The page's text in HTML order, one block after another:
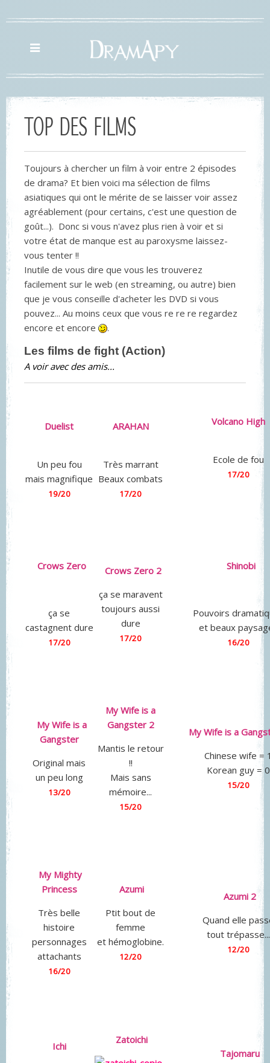
TOP DES FILMS
Toujours à chercher un film à voir entre 2 épisodes
de drama? Et bien voici ma sélection de films
asiatiques qui ont le mérite de se laisser voir assez
agréablement (pour certains, c'est une question de
goût...). Donc si vous n'avez plus rien à voir et si
votre état de manque est au paroxysme laissez-
vous tenter !!
Inutile de vous dire que vous les trouverez
facilement sur le web (en streaming, ou autre) bien
que je vous conseille d'acheter les DVD si vous
pouvez... Au moins ceux que vous re re re regardez
encore et encore
.
Les films de fight (Action)
A voir avec des amis...
Duelist
Un peu fou
mais magnifique
19/20
ARAHAN
Très marrant
Beaux combats
17/20
Volcano High
Ecole de fou
17/20
Crows Zero
ça se
castagnent dure
17/20
Crows Zero 2
ça se maravent
toujours aussi
dure
17/20
Shinobi
Pouvoirs
et beaux
16/20
My Wife is a
Gangster
Original mais
un peu long
13/20
My Wife is a
Gangster 2
Mantis le retour
!!
Mais sans
mémoire...
15/20
My Wife is a
Chinese wife =
Korean guy = 0
15/20
My Mighty
Princess
Très belle
histoire
personnages
attachants
16/20
Azumi
Ptit bout de
femme
et hémoglobine.
12/20
Azumi 2
Quand elle
tout trépasse...
12/20
Ichi
Zatoichi
Tajomaru